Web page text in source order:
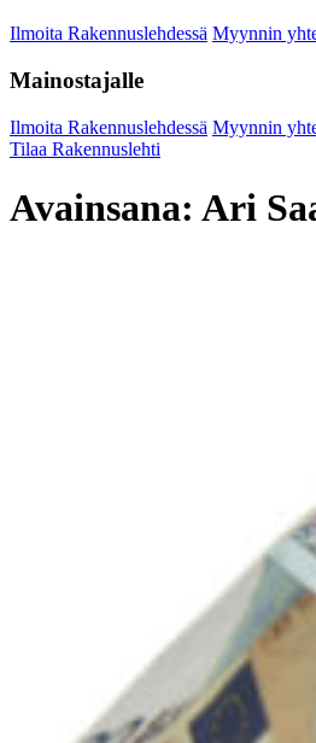
Ilmoita Rakennuslehdessä Myynnin
Mainostajalle
Ilmoita Rakennuslehdessä Myynnin
Tilaa Rakennuslehti
Avainsana: Ari